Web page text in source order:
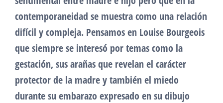
contemporaneidad se muestra como una relación
difícil y compleja. Pensamos en Louise Bourgeois
que siempre se interesó por temas como la
gestación, sus arañas que revelan el carácter
protector de la madre y también el miedo
durante su embarazo expresado en su dibujo